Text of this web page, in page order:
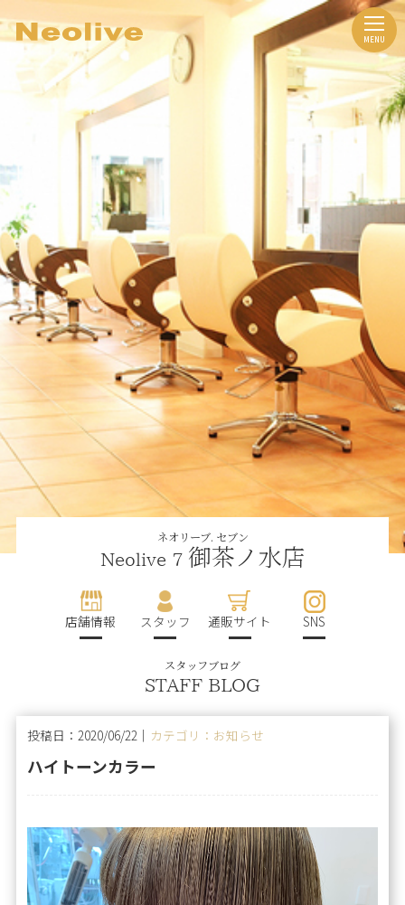
ネオリーブ. セブン
Neolive 7 御茶ノ水店
店舗情報 スタッフ 通販サイト SNS
スタッフブログ
STAFF BLOG
投稿日：2020/06/22｜ カテゴリ：お知らせ
ハイトーンカラー